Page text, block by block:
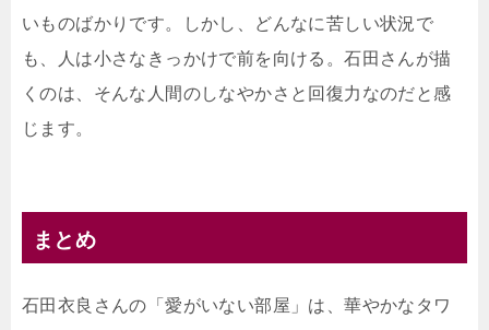
いものばかりです。しかし、どんなに苦しい状況で
も、人は小さなきっかけで前を向ける。石田さんが描
くのは、そんな人間のしなやかさと回復力なのだと感
じます。
まとめ
石田衣良さんの「愛がいない部屋」は、華やかなタワ